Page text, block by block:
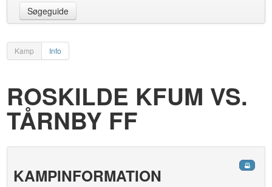
Søgeguide
Kamp Info
ROSKILDE KFUM VS.
TÅRNBY FF
KAMPINFORMATION